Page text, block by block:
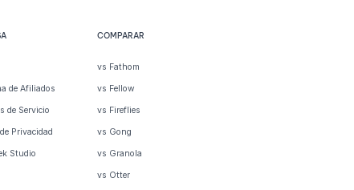
de Afiliados
de Servicio
Privacidad
Studio
COMPARAR
vs Fathom
vs Fellow
vs Fireflies
vs Gong
vs Granola
vs Otter